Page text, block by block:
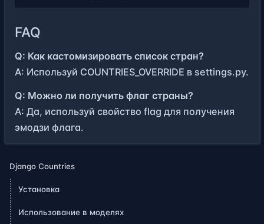
FAQ
Q: Как кастомизировать список стран?
A: Используй COUNTRIES_OVERRIDE в settings.py.
Q: Можно ли получить флаг страны?
A: Да, используй свойство flag для получения
эмодзи флага.
Django Countries
Установка
Использование в моделях